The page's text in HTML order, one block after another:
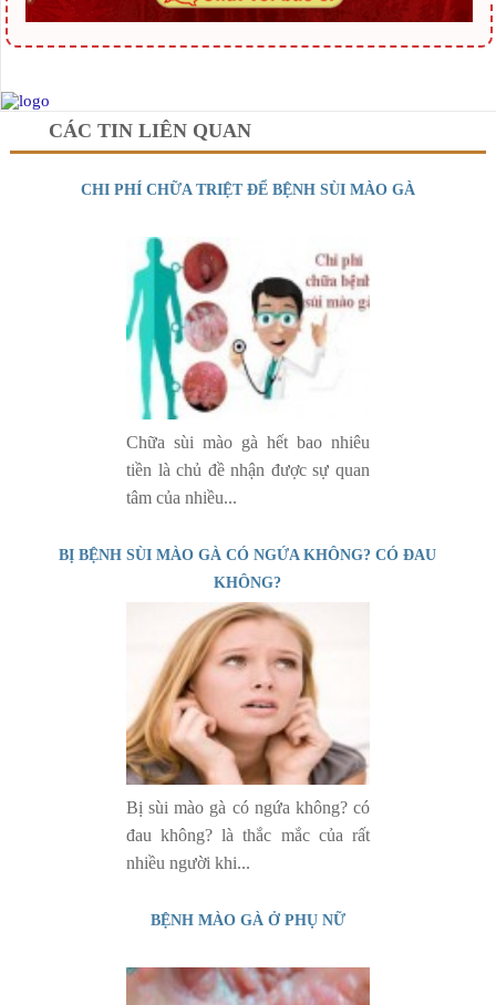
CÁC TIN LIÊN QUAN
CHI PHÍ CHỮA TRIỆT ĐỂ BỆNH SÙI MÀO GÀ
Chữa sùi mào gà hết bao nhiêu
tiền là chủ đề nhận được sự quan
tâm của nhiều...
BỊ BỆNH SÙI MÀO GÀ CÓ NGỨA KHÔNG? CÓ ĐAU
KHÔNG?
Bị sùi mào gà có ngứa không? có
đau không? là thắc mắc của rất
nhiều người khi...
BỆNH MÀO GÀ Ở PHỤ NỮ